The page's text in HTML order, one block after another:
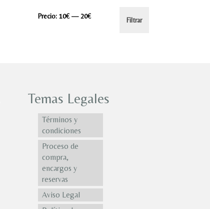
Precio
Precio
Filtrar
Precio: 10€— 20€
Temas Legales
Términos y
condiciones
Proceso de
compra,
encargos y
reservas
Aviso Legal